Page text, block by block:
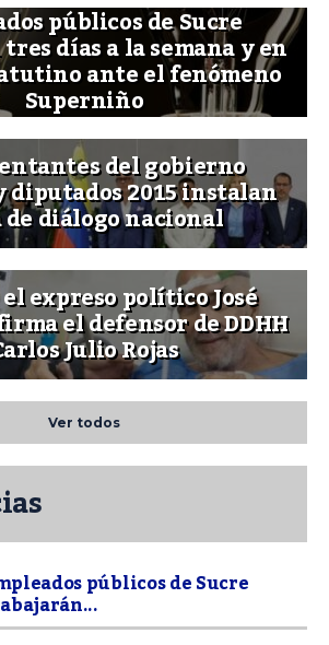
públicos de Sucre
días a la semana y en
ante el fenómeno
Superniño
del gobierno
2015 instalan
de diálogo nacional
expreso político José
el defensor de DDHH
Julio Rojas
Ver todos
públicos de Sucre